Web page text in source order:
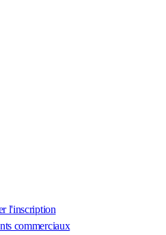
l'inscription
commerciaux